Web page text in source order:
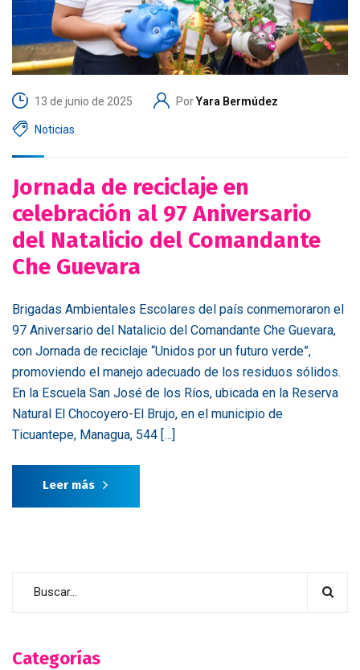
13 de junio de 2025 PorYara Bermúdez
Noticias
Jornada de reciclaje en
celebración al 97 Aniversario
del Natalicio del Comandante
Che Guevara
Brigadas Ambientales Escolares del país conmemoraron el
97 Aniversario del Natalicio del Comandante Che Guevara,
con Jornada de reciclaje “Unidos por un futuro verde”,
promoviendo el manejo adecuado de los residuos sólidos.
En la Escuela San José de los Ríos, ubicada en la Reserva
Natural El Chocoyero-El Brujo, en el municipio de
Ticuantepe, Managua, 544 […]
Leer más
Categorías